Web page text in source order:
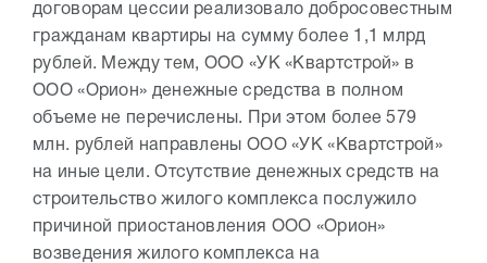
договорам цессии реализовало добросовестным
гражданам квартиры на сумму более 1,1 млрд
рублей. Между тем, ООО «УК «Квартстрой» в
ООО «Орион» денежные средства в полном
объеме не перечислены. При этом более 579
млн. рублей направлены ООО «УК «Квартстрой»
на иные цели. Отсутствие денежных средств на
строительство жилого комплекса послужило
причиной приостановления ООО «Орион»
возведения жилого комплекса на